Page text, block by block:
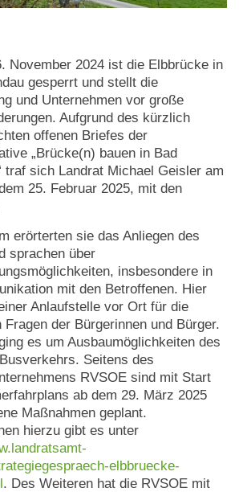
November 2024 ist die Elbbrücke in
gesperrt und stellt die
und Unternehmen vor große
Aufgrund des kürzlich
offenen Briefes der
„Brücke(n) bauen in Bad
traf sich Landrat Michael Geisler am
25. Februar 2025, mit den
erörterten sie das Anliegen des
sprachen über
insbesondere in
mit den Betroffenen. Hier
Anlaufstelle vor Ort für die
Fragen der Bürgerinnen und Bürger.
es um Ausbaumöglichkeiten des
Seitens des
RVSOE sind mit Start
ab dem 29. März 2025
Maßnahmen geplant.
hierzu gibt es unter
elbbruecke-
. Des Weiteren hat die RVSOE mit